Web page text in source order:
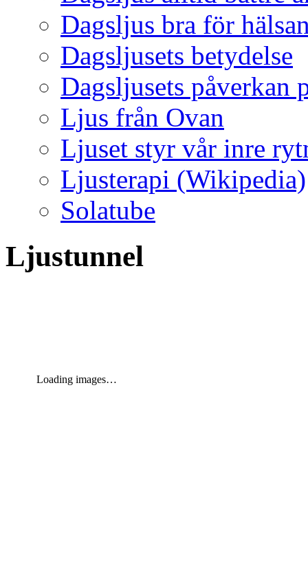
Dagsljus bra för
Dagsljusets betydelse
Dagsljusets påverkan
Ljus från Ovan
Ljuset styr vår inre
Ljusterapi (Wikipedia)
Solatube
Ljustunnel
Loading images…